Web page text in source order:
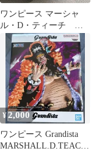
ワンピース マーシャ
ル・D・ティーチ フ
ィギュア
¥2,000
ワンピース Grandista
MARSHALL.D.TEACH